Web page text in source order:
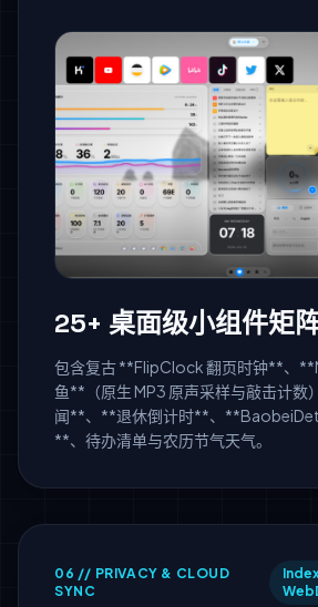
25+ 桌面级小组件矩
包含复古 **FlipClock 翻页时钟**、
鱼**（原生 MP3 原声采样与敲击计数
闻**、**退休倒计时**、
**、待办清单与农历节气天气。
06 // PRIVACY & CLOUD
SYNC